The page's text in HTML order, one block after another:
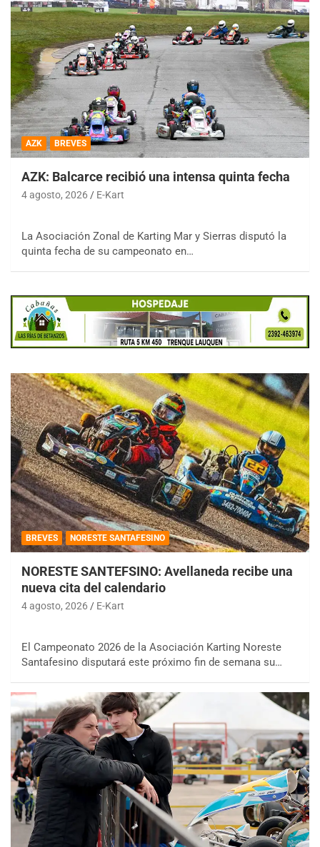
AZK BREVES
AZK: Balcarce recibió una intensa quinta fecha
4 agosto, 2026 E-Kart
La Asociación Zonal de Karting Mar y Sierras disputó la
quinta fecha de su campeonato en…
BREVES NORESTE SANTAFESINO
NORESTE SANTEFSINO: Avellaneda recibe una
nueva cita del calendario
4 agosto, 2026 E-Kart
El Campeonato 2026 de la Asociación Karting Noreste
Santafesino disputará este próximo fin de semana su…